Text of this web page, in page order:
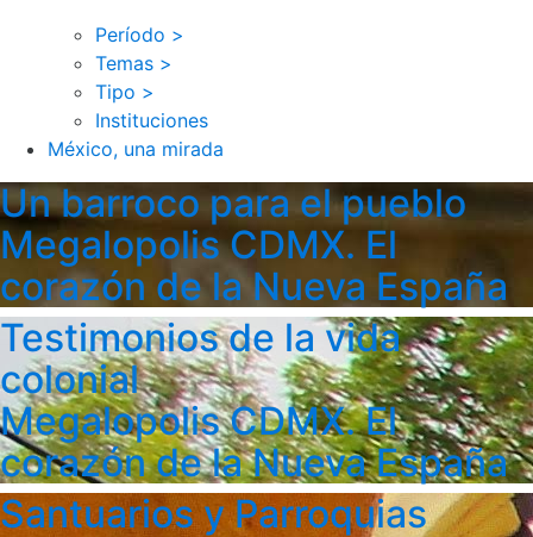
Período >
Temas >
Tipo >
Instituciones
México, una mirada
Un barroco para el pueblo
Megalopolis CDMX. El
corazón de la Nueva España
Testimonios de la vida
colonial
Megalopolis CDMX. El
corazón de la Nueva España
Santuarios y Parroquias